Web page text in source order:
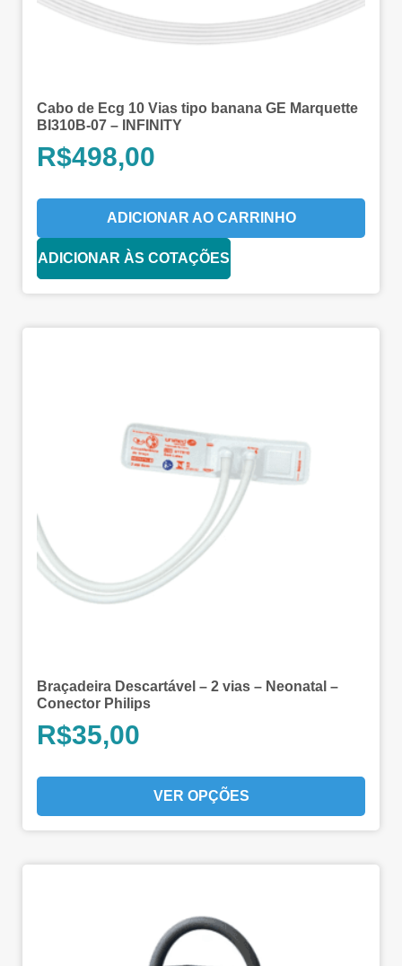
Cabo de Ecg 10 Vias tipo banana GE Marquette
BI310B-07 – INFINITY
R$498,00
ADICIONAR AO CARRINHO
ADICIONAR ÀS COTAÇÕES
Braçadeira Descartável – 2 vias – Neonatal –
Conector Philips
R$35,00
VER OPÇÕES